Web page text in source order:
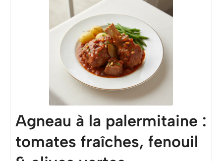
Agneau à la palermitaine :
tomates fraîches, fenouil